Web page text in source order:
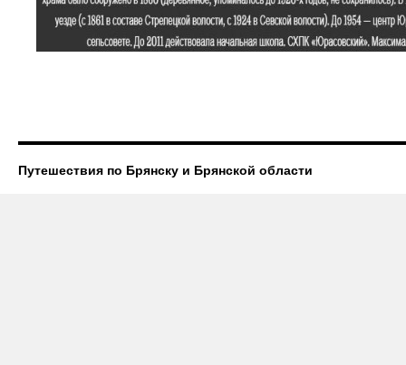
Путешествия по Брянску и Брянской области